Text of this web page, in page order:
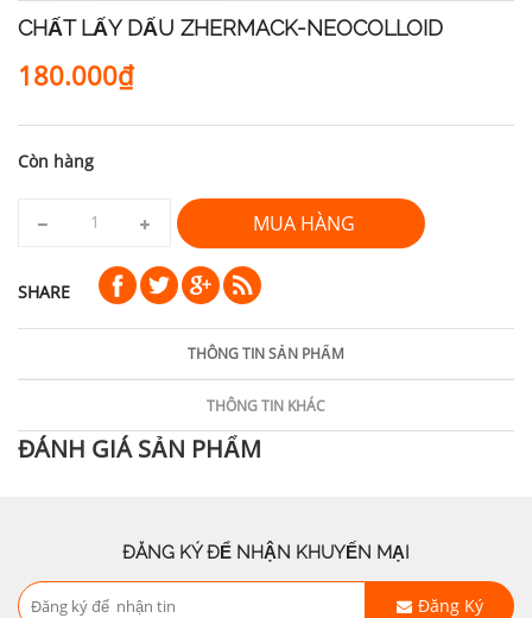
CHẤT LẤY DẤU ZHERMACK-NEOCOLLOID
180.000₫
Còn hàng
MUA HÀNG
SHARE
THÔNG TIN SẢN PHẨM
THÔNG TIN KHÁC
ĐÁNH GIÁ SẢN PHẨM
ĐĂNG KÝ ĐỂ NHẬN KHUYẾN MẠI
Đăng Ký